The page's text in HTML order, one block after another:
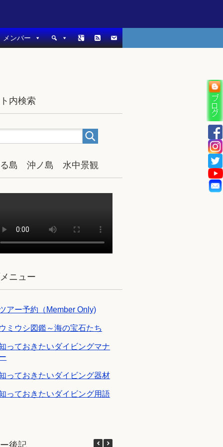
メンバー
内検索
る島 沖ノ島 水中景観
ニュー
アー予約（Member Only)
ウミウシ図鑑～海の宝石たち
っておきたいダイビングマナ
っておきたいダイビング器材
っておきたいダイビング用語